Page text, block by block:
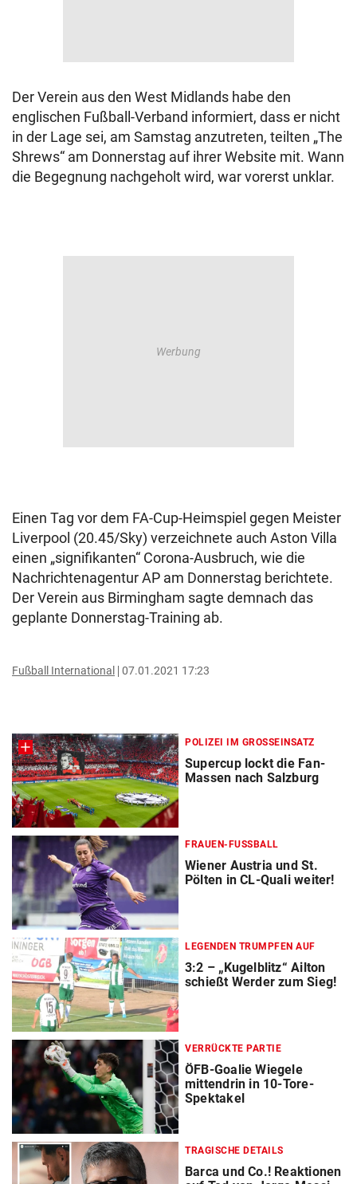
Der Verein aus den West Midlands habe den
englischen Fußball-Verband informiert, dass er nicht
in der Lage sei, am Samstag anzutreten, teilten „The
Shrews“ am Donnerstag auf ihrer Website mit. Wann
die Begegnung nachgeholt wird, war vorerst unklar.
Einen Tag vor dem FA-Cup-Heimspiel gegen Meister
Liverpool (20.45/Sky) verzeichnete auch Aston Villa
einen „signifikanten“ Corona-Ausbruch, wie die
Nachrichtenagentur AP am Donnerstag berichtete.
Der Verein aus Birmingham sagte demnach das
geplante Donnerstag-Training ab.
Fußball International 07.01.2021 17:23
POLIZEI IM GROSSEINSATZ
Supercup lockt die Fan-
Massen nach Salzburg
FRAUEN-FUSSBALL
Wiener Austria und St.
Pölten in CL-Quali weiter!
LEGENDEN TRUMPFEN AUF
3:2 – „Kugelblitz“ Ailton
schießt Werder zum Sieg!
VERRÜCKTE PARTIE
ÖFB-Goalie Wiegele
mittendrin in 10-Tore-
Spektakel
TRAGISCHE DETAILS
Barca und Co.! Reaktionen